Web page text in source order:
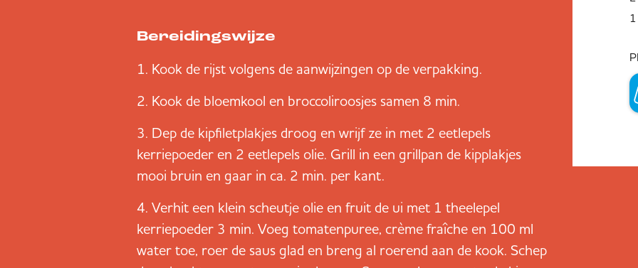
Bereidingswijze
Kook de rijst volgens de aanwijzingen op de verpakking.
Kook de bloemkool en broccoliroosjes samen 8 min.
Dep de kipfiletplakjes droog en wrijf ze in met 2 eetlepels
kerriepoeder en 2 eetlepels olie. Grill in een grillpan de kipplakjes
mooi bruin en gaar in ca. 2 min. per kant.
Verhit een klein scheutje olie en fruit de ui met 1 theelepel
kerriepoeder 3 min. Voeg tomatenpuree, crème fraîche en 100 ml
water toe, roer de saus glad en breng al roerend aan de kook. Schep